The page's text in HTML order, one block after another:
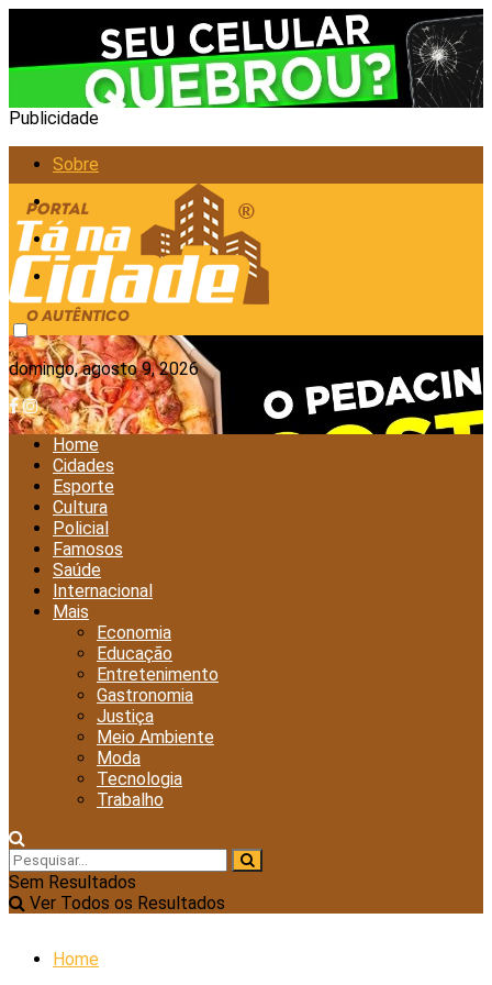
Publicidade
Sobre
Anunciar
Política de Privacidade
Contato
domingo, agosto 9, 2026
Home
Cidades
Esporte
Cultura
Policial
Famosos
Saúde
Internacional
Mais
Economia
Educação
Entretenimento
Gastronomia
Justiça
Meio Ambiente
Moda
Tecnologia
Trabalho
Sem Resultados
Ver Todos os Resultados
Home